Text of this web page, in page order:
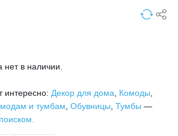
в наличии.
интересно: Декор для дома Комоды
и тумбам Обувницы Тумбы —
поиском.